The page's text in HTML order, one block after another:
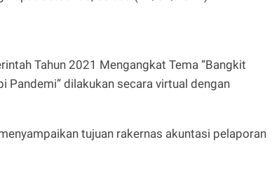
Tahun 2021 Mengangkat Tema “Bangkit
Pandemi” dilakukan secara virtual dengan
tujuan rakernas akuntasi pelaporan